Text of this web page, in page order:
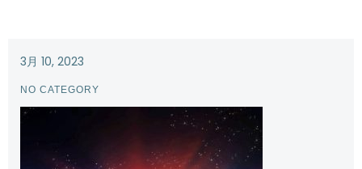
3月 10, 2023
NO CATEGORY